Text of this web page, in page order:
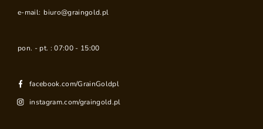
e-mail: biuro@graingold.pl
pon. - pt. : 07:00 - 15:00
facebook.com/GrainGoldpl
instagram.com/graingold.pl